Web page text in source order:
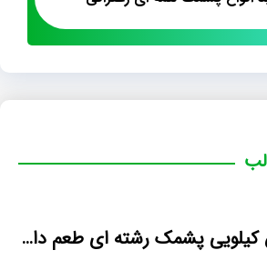
فروش کیلویی پشمک رشته ای طعم دار میوه